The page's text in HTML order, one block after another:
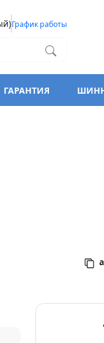
График работы
ГАРАНТИЯ
Trin